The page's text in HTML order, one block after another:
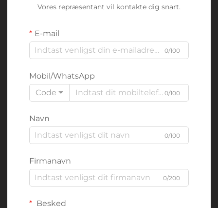
Vores repræsentant vil kontakte dig snart.
E-mail
0/100
Mobil/WhatsApp
Code
0/100
Navn
0/100
Firmanavn
0/200
Besked